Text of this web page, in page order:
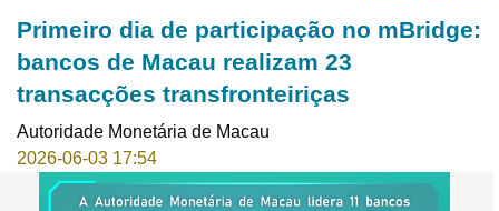
Primeiro dia de participação no mBridge:
bancos de Macau realizam 23
transacções transfronteiriças
Autoridade Monetária de Macau
2026-06-03 17:54